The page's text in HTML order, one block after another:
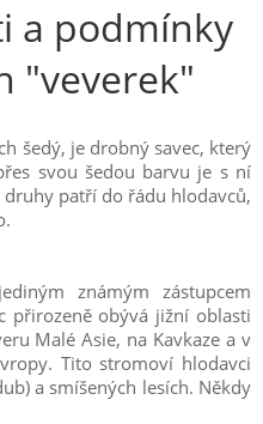
a podmínky
"veverek"
šedý, je drobný savec, který
svou šedou barvu je s ní
druhy patří do řádu hlodavců,
známým zástupcem
přirozeně obývá jižní oblasti
Malé Asie, na Kavkaze a v
Tito stromoví hlodavci
a smíšených lesích. Někdy